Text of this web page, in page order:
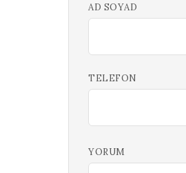
AD SOYAD
TELEFON
YORUM